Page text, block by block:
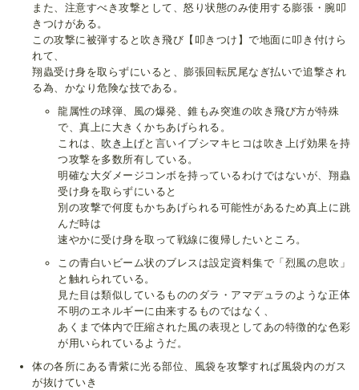
また、注意すべき攻撃として、怒り状態のみ使用する膨張・腕叩
きつけがある。
この攻撃に被弾すると吹き飛び【叩きつけ】で地面に叩き付けら
れて、
翔蟲受け身を取らずにいると、膨張回転尻尾なぎ払いで追撃され
る為、かなり危険な技である。
龍属性の球弾、風の爆発、錐もみ突進の吹き飛び方が特殊
で、真上に大きくかちあげられる。
これは、 吹き上げと言いイブシマキヒコは吹き上げ効果を持
つ攻撃を多数所有している。
明確な大ダメージコンボを持っているわけではないが、翔蟲
受け身を取らずにいると
別の攻撃で何度もかちあげられる可能性があるため真上に跳
んだ時は
速やかに受け身を取って戦線に復帰したいところ。
この青白いビーム状のブレスは設定資料集で「烈風の息吹」
と触れられている。
見た目は類似しているもののダラ・アマデュラのような正体
不明のエネルギーに由来するものではなく、
あくまで体内で圧縮された風の表現としてあの特徴的な色彩
が用いられているようだ。
体の各所にある青紫に光る部位、風袋を攻撃すれば風袋内のガス
が抜けていき